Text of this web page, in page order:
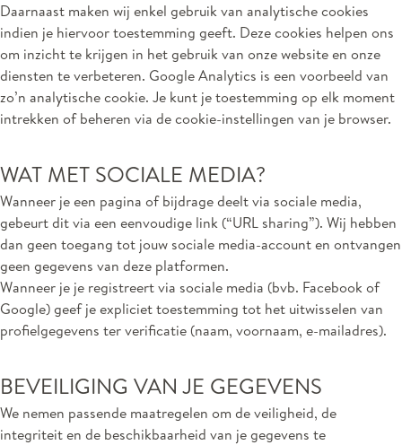
Daarnaast maken wij enkel gebruik van analytische cookies
indien je hiervoor toestemming geeft. Deze cookies helpen ons
om inzicht te krijgen in het gebruik van onze website en onze
diensten te verbeteren. Google Analytics is een voorbeeld van
zo’n analytische cookie. Je kunt je toestemming op elk moment
intrekken of beheren via de cookie-instellingen van je browser.
WAT MET SOCIALE MEDIA?
Wanneer je een pagina of bijdrage deelt via sociale media,
gebeurt dit via een eenvoudige link (“URL sharing”). Wij hebben
dan geen toegang tot jouw sociale media-account en ontvangen
geen gegevens van deze platformen.
Wanneer je je registreert via sociale media (bvb. Facebook of
Google) geef je expliciet toestemming tot het uitwisselen van
profielgegevens ter verificatie (naam, voornaam, e-mailadres).
BEVEILIGING VAN JE GEGEVENS
We nemen passende maatregelen om de veiligheid, de
integriteit en de beschikbaarheid van je gegevens te